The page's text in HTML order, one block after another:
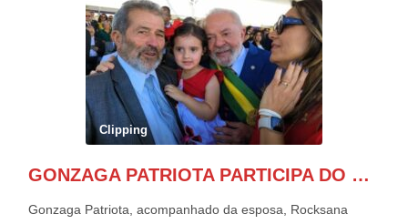
Clipping
GONZAGA PATRIOTA PARTICIPA DO DESFILE DA INDEPENDÊNCIA NO PALANQUE DA PRESIDÊNCIA DA REPÚBLICA E É ABRAÇADO POR LULA E POR GERALDO ALCKMIN.
Gonzaga Patriota, acompanhado da esposa, Rocksana